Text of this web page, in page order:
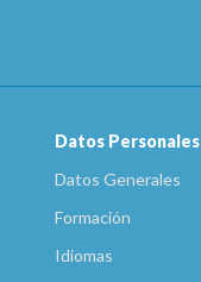
Datos Personales
Datos Generales
Formación
Idiomas